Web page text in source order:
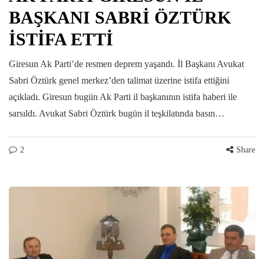
BAŞKANI SABRİ ÖZTÜRK
İSTİFA ETTİ
Giresun Ak Parti’de resmen deprem yaşandı. İl Başkanı Avukat
Sabri Öztürk genel merkez’den talimat üzerine istifa ettiğini
açıkladı. Giresun bugün Ak Parti il başkanının istifa haberi ile
sarsıldı. Avukat Sabri Öztürk bugün il teşkilatında basın…
2 Share